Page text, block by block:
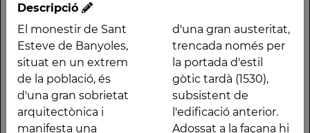
Descripció
El monestir de Sant
Esteve de Banyoles,
situat en un extrem
de la població, és
d'una gran sobrietat
arquitectònica i
manifesta una
d'una gran austeritat,
trencada només per
la portada d'estil
gòtic tardà (1530),
subsistent de
l'edificació anterior.
Adossat a la façana hi
Plaça del Monestir, s/n
Banyoles (Pla de
l'Estany)
Descripció
El monestir de Sant
austeritat, trencada